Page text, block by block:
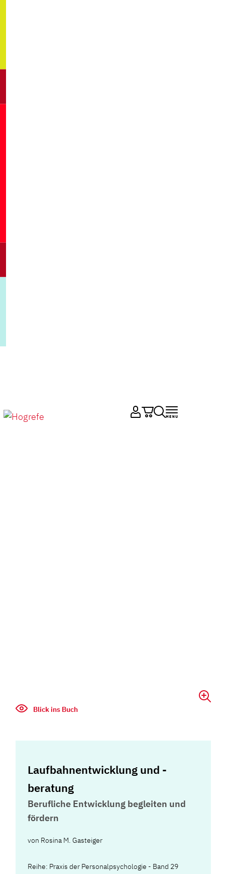
Blick ins Buch
Laufbahnentwicklung und -
beratung
Berufliche Entwicklung begleiten und
fördern
von Rosina M. Gasteiger
Reihe: Praxis der Personalpsychologie - Band 29